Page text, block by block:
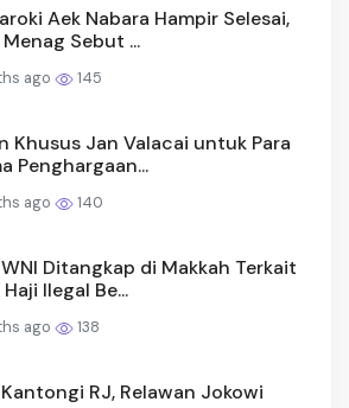
Aek Nabara Hampir Selesai,
Sebut ...
ago 145
Khusus Jan Valacai untuk Para
Penghargaan...
ago 140
Ditangkap di Makkah Terkait
Ilegal Be...
ago 138
RJ, Relawan Jokowi